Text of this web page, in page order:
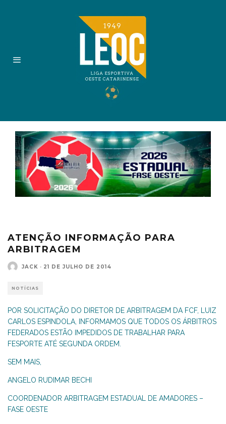
ATENÇÃO INFORMAÇÃO PARA
ARBITRAGEM
JACK · 21 DE JULHO DE 2014
NOTÍCIAS
POR SOLICITAÇÃO DO DIRETOR DE ARBITRAGEM DA FCF, LUIZ
CARLOS ESPINDOLA, INFORMAMOS QUE TODOS OS ÁRBITROS
FEDERADOS ESTÃO IMPEDIDOS DE TRABALHAR PARA
FESPORTE ATÉ SEGUNDA ORDEM.
SEM MAIS,
ANGELO RUDIMAR BECHI
COORDENADOR ARBITRAGEM ESTADUAL DE AMADORES –
FASE OESTE